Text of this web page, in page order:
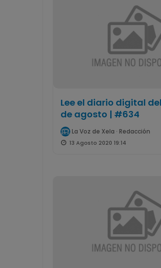
Lee el diario digital
de agosto | #634
La Voz de Xela · Redacción
13 Agosto 2020 19:14